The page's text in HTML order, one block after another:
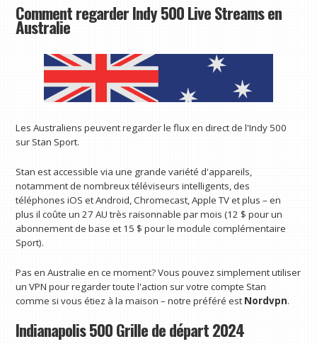
Comment regarder Indy 500 Live Streams en
Australie
Les Australiens peuvent regarder le flux en direct de l'Indy 500
sur Stan Sport.
Stan est accessible via une grande variété d'appareils,
notamment de nombreux téléviseurs intelligents, des
téléphones iOS et Android, Chromecast, Apple TV et plus – en
plus il coûte un 27 AU très raisonnable par mois (12 $ pour un
abonnement de base et 15 $ pour le module complémentaire
Sport).
Pas en Australie en ce moment? Vous pouvez simplement utiliser
un VPN pour regarder toute l'action sur votre compte Stan
comme si vous étiez à la maison – notre préféré est Nordvpn.
Indianapolis 500 Grille de départ 2024